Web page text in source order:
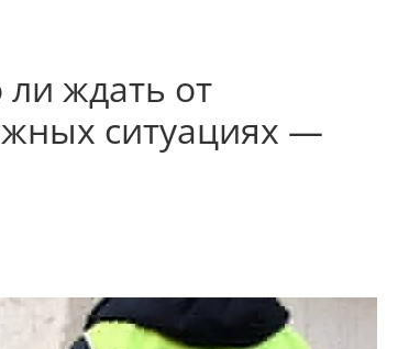
ждать от
ситуациях —